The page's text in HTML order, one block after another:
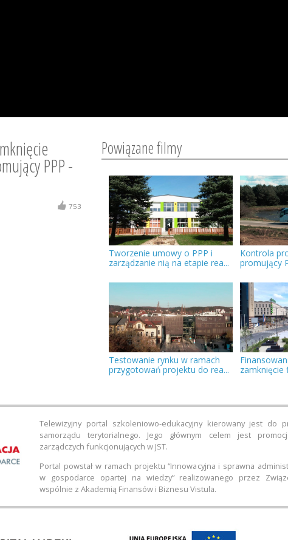
PPP -
753
Powiązane filmy
Kontrola
promujący
Tworzenie umowy o PPP i
zarządzanie nią na etapie rea...
zamknięcie
Testowanie rynku w ramach
przygotowań projektu do rea...
Telewizyjny portal szkoleniowo-edukacyjny kierowany jest do
samorządu terytorialnego. Jego głównym celem jest
zarządczych funkcjonujących w JST.
Portal powstał w ramach projektu “Innowacyjna i sprawna
w gospodarce opartej na wiedzy” realizowanego przez
wspólnie z Akademią Finansów i Biznesu Vistula.